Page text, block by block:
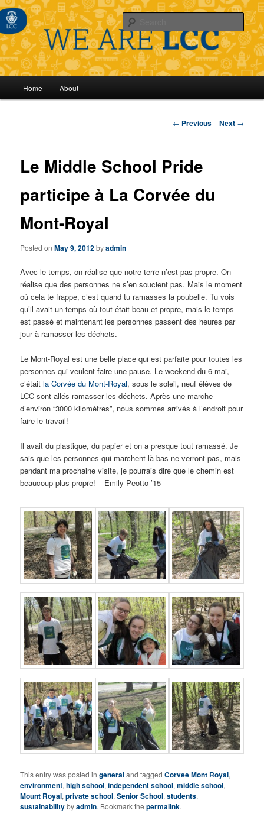
Skip
content
Home About
Post
← Previous Next →
Le Middle School Pride
participe à La Corvée du
Mont-Royal
Posted onMay 9, 2012byadmin
Avec le temps, on réalise que notre terre n’est pas propre. On
réalise que des personnes ne s’en soucient pas. Mais le moment
où cela te frappe, c’est quand tu ramasses la poubelle. Tu vois
qu’il avait un temps où tout était beau et propre, mais le temps
est passé et maintenant les personnes passent des heures par
jour à ramasser les déchets.
Le Mont-Royal est une belle place qui est parfaite pour toutes les
personnes qui veulent faire une pause. Le weekend du 6 mai,
c’étaitla Corvée du Mont-Royal, sous le soleil, neuf élèves de
LCC sont allés ramasser les déchets. Après une marche
d’environ “3000 kilomètres”, nous sommes arrivés à l’endroit pour
faire le travail!
Il avait du plastique, du papier et on a presque tout ramassé. Je
sais que les personnes qui marchent là-bas ne verront pas, mais
pendant ma prochaine visite, je pourrais dire que le chemin est
beaucoup plus propre! – Emily Peotto ’15
This entry was posted ingeneraland taggedCorvee Mont Royal,
environment,high school,independent school,middle school,
Mount Royal,private school,Senior School,students,
sustainabilitybyadmin. Bookmark thepermalink.